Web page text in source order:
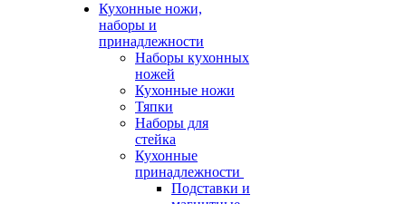
Кухонные ножи,
наборы и
принадлежности
Наборы кухонных
ножей
Кухонные ножи
Тяпки
Наборы для
стейка
Кухонные
принадлежности
Подставки и